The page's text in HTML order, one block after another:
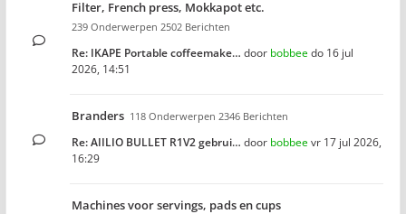
Filter, French press, Mokkapot etc.
239 Onderwerpen 2502 Berichten
Re: IKAPE Portable coffeemake… door bobbeedo 16 jul
2026, 14:51
Branders 118 Onderwerpen 2346 Berichten
Re: AIILIO BULLET R1V2 gebrui… door bobbeevr 17 jul 2026,
16:29
Machines voor servings, pads en cups